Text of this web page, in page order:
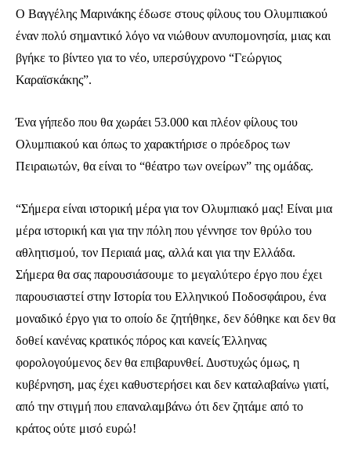
Ο Βαγγέλης Μαρινάκης έδωσε στους φίλους του Ολυμπιακού
έναν πολύ σημαντικό λόγο να νιώθουν ανυπομονησία, μιας και
βγήκε το βίντεο για το νέο, υπερσύγχρονο “Γεώργιος
Καραϊσκάκης”.
Ένα γήπεδο που θα χωράει 53.000 και πλέον φίλους του
Ολυμπιακού και όπως το χαρακτήρισε ο πρόεδρος των
Πειραιωτών, θα είναι το “θέατρο των ονείρων” της ομάδας.
“Σήμερα είναι ιστορική μέρα για τον Ολυμπιακό μας! Είναι μια
μέρα ιστορική και για την πόλη που γέννησε τον θρύλο του
αθλητισμού, τον Περιαιά μας, αλλά και για την Ελλάδα.
Σήμερα θα σας παρουσιάσουμε το μεγαλύτερο έργο που έχει
παρουσιαστεί στην Ιστορία του Ελληνικού Ποδοσφάιρου, ένα
μοναδικό έργο για το οποίο δε ζητήθηκε, δεν δόθηκε και δεν θα
δοθεί κανένας κρατικός πόρος και κανείς Έλληνας
φορολογούμενος δεν θα επιβαρυνθεί. Δυστυχώς όμως, η
κυβέρνηση, μας έχει καθυστερήσει και δεν καταλαβαίνω γιατί,
από την στιγμή που επαναλαμβάνω ότι δεν ζητάμε από το
κράτος ούτε μισό ευρώ!